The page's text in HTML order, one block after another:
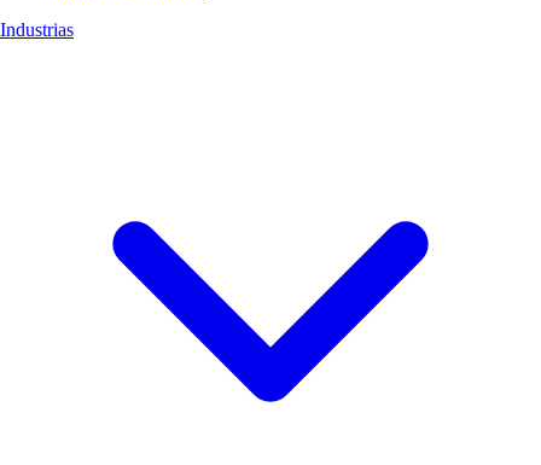
Industrias